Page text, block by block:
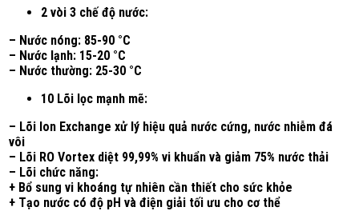
2 vòi 3 chế độ nước:
– Nước nóng: 85-90 °C
– Nước lạnh: 15-20 °C
– Nước thường: 25-30 °C
10 Lõi lọc mạnh mẽ:
– Lõi Ion Exchange xử lý hiệu quả nước cứng, nước nhiễm đá
vôi
– Lõi RO Vortex diệt 99,99% vi khuẩn và giảm 75% nước thải
– Lõi chức năng:
+ Bổ sung vi khoáng tự nhiên cần thiết cho sức khỏe
+ Tạo nước có độ pH và điện giải tối ưu cho cơ thể